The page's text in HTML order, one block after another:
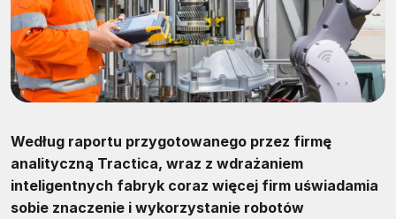
Według raportu przygotowanego przez firmę
analityczną Tractica, wraz z wdrażaniem
inteligentnych fabryk coraz więcej firm uświadamia
sobie znaczenie i wykorzystanie robotów